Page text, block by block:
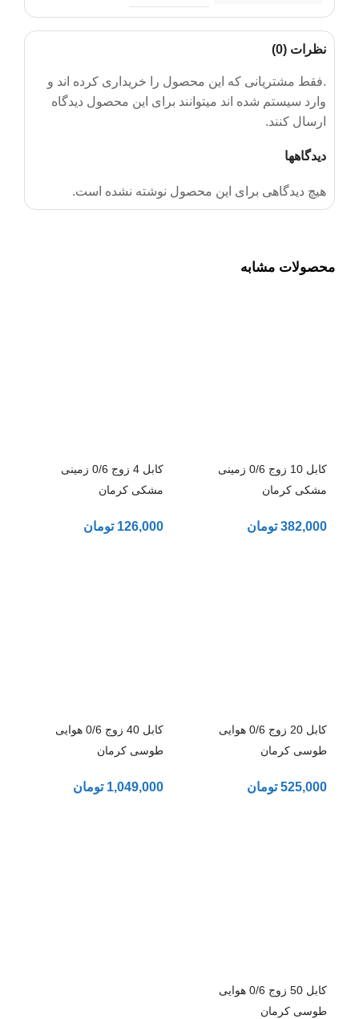
نظرات (0)
دیدگاهها
هیچ دیدگاهی برای این محصول نوشته نشده است.
.فقط مشتریانی که این محصول را خریداری کرده اند و
وارد سیستم شده اند میتوانند برای این محصول دیدگاه
ارسال کنند.
محصولات مشابه
کابل 10 زوج 0/6 زمینی
مشکی کرمان
382,000 تومان
کابل 4 زوج 0/6 زمینی
مشکی کرمان
126,000 تومان
کابل 20 زوج 0/6 هوایی
طوسی کرمان
525,000 تومان
کابل 40 زوج 0/6 هوایی
طوسی کرمان
1,049,000 تومان
کابل 50 زوج 0/6 هوایی
طوسی کرمان